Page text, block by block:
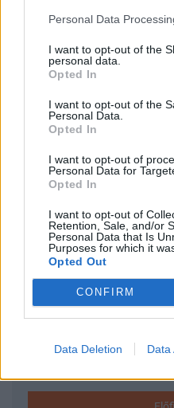
Personal Data
I want to opt-out of the
personal data.
Opted In
I want to opt-out of the
Personal Data.
Opted In
I want to opt-out of
Personal Data for
Opted In
I want to opt-out of
Retention, Sale, and/or
Personal Data that Is
Purposes for which it
Opted Out
CONFIRM
Data Deletion Data
Szijjártó Péter azt írta,
azért, hogy
favipiravir hatóanyagú
amely segíti a
Magyarország a nyitott és
érdekelt, ezért támogatjuk
megállapodás megkötését,
KEDVES OLVASÓNK!
A keresett cikk a
tartozik, melynek
regisztrációhoz kötött.
Az előfizetés a
Kötéslisták: BÉT